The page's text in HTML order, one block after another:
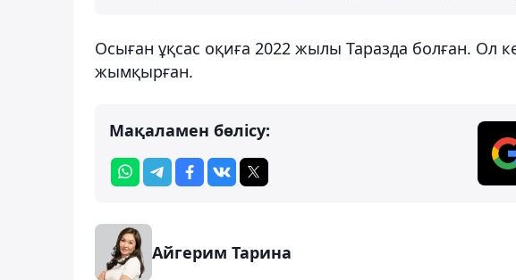
Осыған ұқсас оқиға 2022 жылы Таразда болған. Ол
жымқырған.
Мақаламен бөлісу:
Айгерим Тарина